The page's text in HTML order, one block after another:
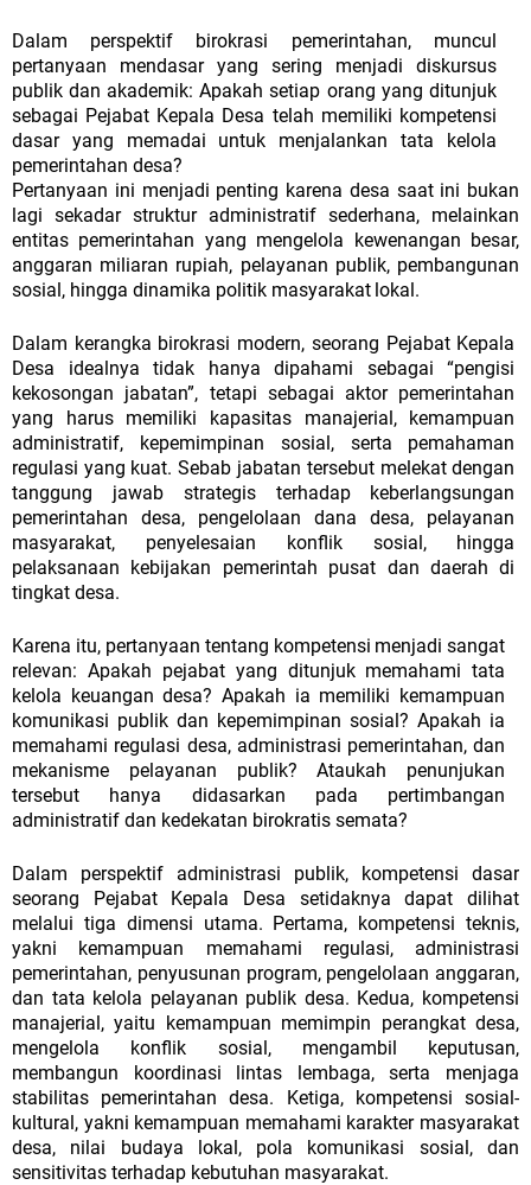
Dalam perspektif birokrasi pemerintahan,
muncul
pertanyaan
mendasar yang sering menjadi
diskursus
publik dan akademik: Apakah setiap orang yang ditunjuk
sebagai Pejabat Kepala Desa telah memiliki kompetensi
dasar yang memadai untuk menjalankan tata kelola
pemerintahan desa?
Pertanyaan ini menjadi penting karena desa saat ini bukan
lagi sekadar struktur administratif sederhana, melainkan
entitas pemerintahan yang mengelola kewenangan besar,
anggaran miliaran rupiah, pelayanan publik, pembangunan
sosial, hingga dinamika politik masyarakat lokal.
Dalam kerangka birokrasi modern, seorang Pejabat Kepala
Desa idealnya tidak hanya dipahami sebagai “pengisi
kekosongan jabatan”, tetapi sebagai aktor pemerintahan
yang
harus memiliki kapasitas manajerial, kemampuan
administratif,
kepemimpinan sosial, serta
pemahaman
regulasi yang kuat. Sebab jabatan tersebut melekat dengan
tanggung jawab strategis terhadap keberlangsungan
pemerintahan desa, pengelolaan dana desa, pelayanan
masyarakat, penyelesaian konflik sosial, hingga
pelaksanaan kebijakan pemerintah pusat dan daerah di
tingkat desa.
Karena itu, pertanyaan tentang kompetensi menjadi sangat
relevan: Apakah pejabat yang ditunjuk memahami tata
kelola keuangan desa? Apakah ia memiliki kemampuan
komunikasi publik dan kepemimpinan sosial? Apakah ia
memahami regulasi desa, administrasi pemerintahan, dan
mekanisme pelayanan publik? Ataukah penunjukan
tersebut hanya didasarkan pada pertimbangan
administratif dan kedekatan birokratis semata?
Dalam perspektif administrasi publik, kompetensi dasar
seorang Pejabat Kepala Desa setidaknya dapat dilihat
melalui tiga dimensi utama. Pertama, kompetensi teknis,
yakni kemampuan memahami regulasi, administrasi
pemerintahan, penyusunan program, pengelolaan anggaran,
dan tata kelola pelayanan publik desa. Kedua, kompetensi
manajerial, yaitu kemampuan memimpin perangkat desa,
mengelola konflik sosial, mengambil keputusan,
membangun koordinasi lintas lembaga, serta menjaga
stabilitas pemerintahan desa. Ketiga, kompetensi sosial-
kultural, yakni kemampuan memahami karakter masyarakat
desa,
nilai budaya lokal, pola komunikasi sosial,
dan
sensitivitas terhadap kebutuhan masyarakat.